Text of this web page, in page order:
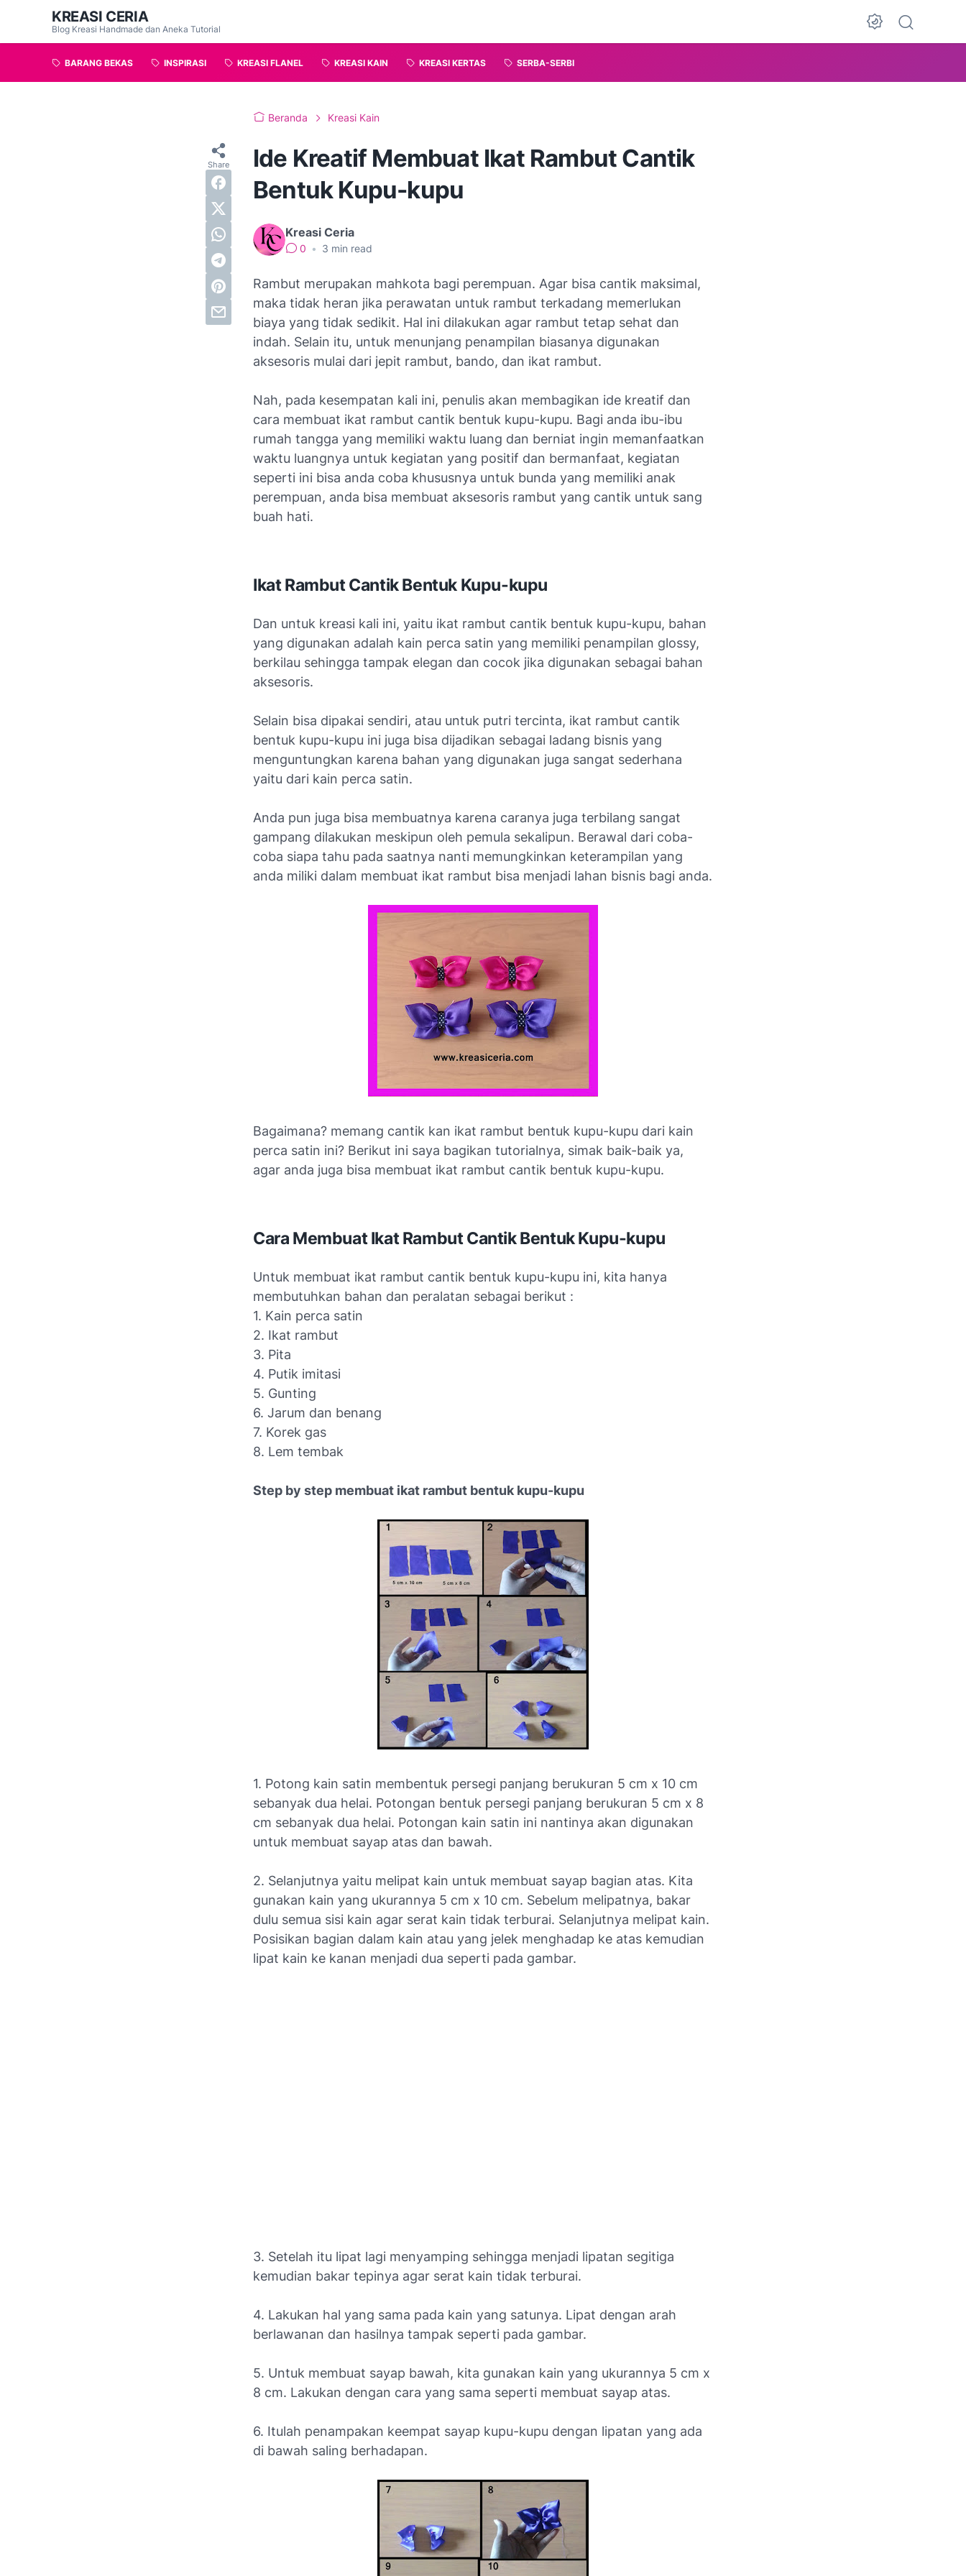
KREASI CERIA
Blog Kreasi Handmade dan Aneka Tutorial
BARANG BEKAS INSPIRASI KREASI FLANEL KREASI KAIN KREASI KERTAS SERBA-SERBI
Beranda Kreasi Kain
Ide Kreatif Membuat Ikat Rambut Cantik
Bentuk Kupu-kupu
Kreasi Ceria
0 • 3 min read
Rambut merupakan mahkota bagi perempuan. Agar bisa cantik maksimal,
maka tidak heran jika perawatan untuk rambut terkadang memerlukan
biaya yang tidak sedikit. Hal ini dilakukan agar rambut tetap sehat dan
indah. Selain itu, untuk menunjang penampilan biasanya digunakan
aksesoris mulai dari jepit rambut, bando, dan ikat rambut.
Nah, pada kesempatan kali ini, penulis akan membagikan ide kreatif dan
cara membuat ikat rambut cantik bentuk kupu-kupu. Bagi anda ibu-ibu
rumah tangga yang memiliki waktu luang dan berniat ingin memanfaatkan
waktu luangnya untuk kegiatan yang positif dan bermanfaat, kegiatan
seperti ini bisa anda coba khususnya untuk bunda yang memiliki anak
perempuan, anda bisa membuat aksesoris rambut yang cantik untuk sang
buah hati.
Ikat Rambut Cantik Bentuk Kupu-kupu
Dan untuk kreasi kali ini, yaitu ikat rambut cantik bentuk kupu-kupu, bahan
yang digunakan adalah kain perca satin yang memiliki penampilan glossy,
berkilau sehingga tampak elegan dan cocok jika digunakan sebagai bahan
aksesoris.
Selain bisa dipakai sendiri, atau untuk putri tercinta, ikat rambut cantik
bentuk kupu-kupu ini juga bisa dijadikan sebagai ladang bisnis yang
menguntungkan karena bahan yang digunakan juga sangat sederhana
yaitu dari kain perca satin.
Anda pun juga bisa membuatnya karena caranya juga terbilang sangat
gampang dilakukan meskipun oleh pemula sekalipun. Berawal dari coba-
coba siapa tahu pada saatnya nanti memungkinkan keterampilan yang
anda miliki dalam membuat ikat rambut bisa menjadi lahan bisnis bagi anda.
Bagaimana? memang cantik kan ikat rambut bentuk kupu-kupu dari kain
perca satin ini? Berikut ini saya bagikan tutorialnya, simak baik-baik ya,
agar anda juga bisa membuat ikat rambut cantik bentuk kupu-kupu.
Cara Membuat Ikat Rambut Cantik Bentuk Kupu-kupu
Untuk membuat ikat rambut cantik bentuk kupu-kupu ini, kita hanya
membutuhkan bahan dan peralatan sebagai berikut :
1. Kain perca satin
2. Ikat rambut
3. Pita
4. Putik imitasi
5. Gunting
6. Jarum dan benang
7. Korek gas
8. Lem tembak
Step by step membuat ikat rambut bentuk kupu-kupu
1. Potong kain satin membentuk persegi panjang berukuran 5 cm x 10 cm
sebanyak dua helai. Potongan bentuk persegi panjang berukuran 5 cm x 8
cm sebanyak dua helai. Potongan kain satin ini nantinya akan digunakan
untuk membuat sayap atas dan bawah.
2. Selanjutnya yaitu melipat kain untuk membuat sayap bagian atas. Kita
gunakan kain yang ukurannya 5 cm x 10 cm. Sebelum melipatnya, bakar
dulu semua sisi kain agar serat kain tidak terburai. Selanjutnya melipat kain.
Posisikan bagian dalam kain atau yang jelek menghadap ke atas kemudian
lipat kain ke kanan menjadi dua seperti pada gambar.
3. Setelah itu lipat lagi menyamping sehingga menjadi lipatan segitiga
kemudian bakar tepinya agar serat kain tidak terburai.
4. Lakukan hal yang sama pada kain yang satunya. Lipat dengan arah
berlawanan dan hasilnya tampak seperti pada gambar.
5. Untuk membuat sayap bawah, kita gunakan kain yang ukurannya 5 cm x
8 cm. Lakukan dengan cara yang sama seperti membuat sayap atas.
6. Itulah penampakan keempat sayap kupu-kupu dengan lipatan yang ada
di bawah saling berhadapan.